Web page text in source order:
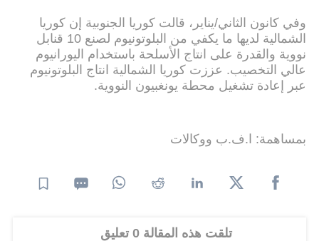
وفي كانون الثاني/يناير، قالت كوريا الجنوبية إن كوريا
الشمالية لديها ما يكفي من البلوتونيوم لصنع 10 قنابل
نووية والقدرة على انتاج الأسلحة باستخدام اليورانيوم
عالي التخصيب. عززت كوريا الشمالية انتاج البلوتونيوم
عبر إعادة تشغيل محطة يونغبيون النووية.
بمساهمة: ا.ف.ب ووكالات
تلقت هذه المقالة 0 تعليق